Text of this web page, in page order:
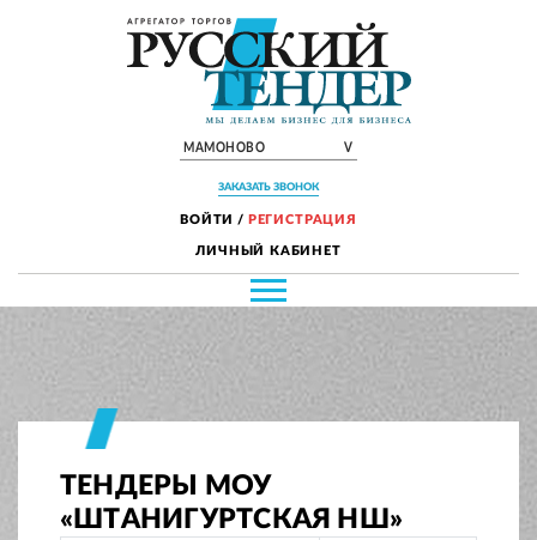
МАМОНОВО V
ЗАКАЗАТЬ ЗВОНОК
ВОЙТИ / РЕГИСТРАЦИЯ
ЛИЧНЫЙ КАБИНЕТ
ТЕНДЕРЫ МОУ
«ШТАНИГУРТСКАЯ НШ»